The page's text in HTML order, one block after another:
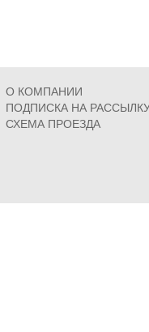
О КОМПАНИИ
ПОДПИСКА НА
СХЕМА ПРОЕЗДА